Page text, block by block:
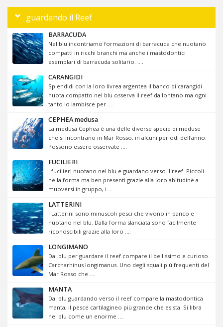
guardando il Reef
BARRACUDA
Nel blu incontriamo formazioni di barracuda che nuotano
compatti in ricchi branchi ma anche i mastodontici
esemplari di barracuda solitario. ....
CARANGIDI
Splendidi con la loro livrea argentea il banco di carangidi
nuota compatto nel blu osserva il reef da lontano ma ogni
tanto lo lambisce per ....
CEPHEA medusa
La medusa Cephea è una delle diverse specie di meduse
che si incontrano in Mar Rosso, in alcuni periodi dell'anno.
Possono essere osservate ....
FUCILIERI
I fucilieri nuotano nel blu e guardano verso il reef. Piccoli
nella forma ma ben presenti grazie alla loro abitudine a
muoversi in gruppo, i ....
LATTERINI
I Latterini sono minuscoli pesci che vivono in banco e
nuotano nel blu. Dalla forma slanciata sono facilmente
riconoscibili grazie alla loro ....
LONGIMANO
Dal blu per guardare il reef compare il bellissimo e curioso
Carcharhinus longimanus. Uno degli squali più frequenti del
Mar Rosso che ....
MANTA
Dal blu guardando verso il reef compare la mastodontica
manta, il pesce cartilagineo più grande che esista. Si libra
nel blu come un enorme ....